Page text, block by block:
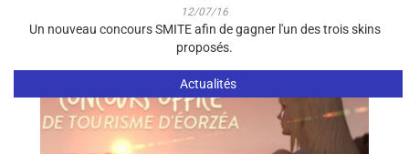
12/07/16
Un nouveau concours SMITE afin de gagner l'un des trois skins
proposés.
Actualités